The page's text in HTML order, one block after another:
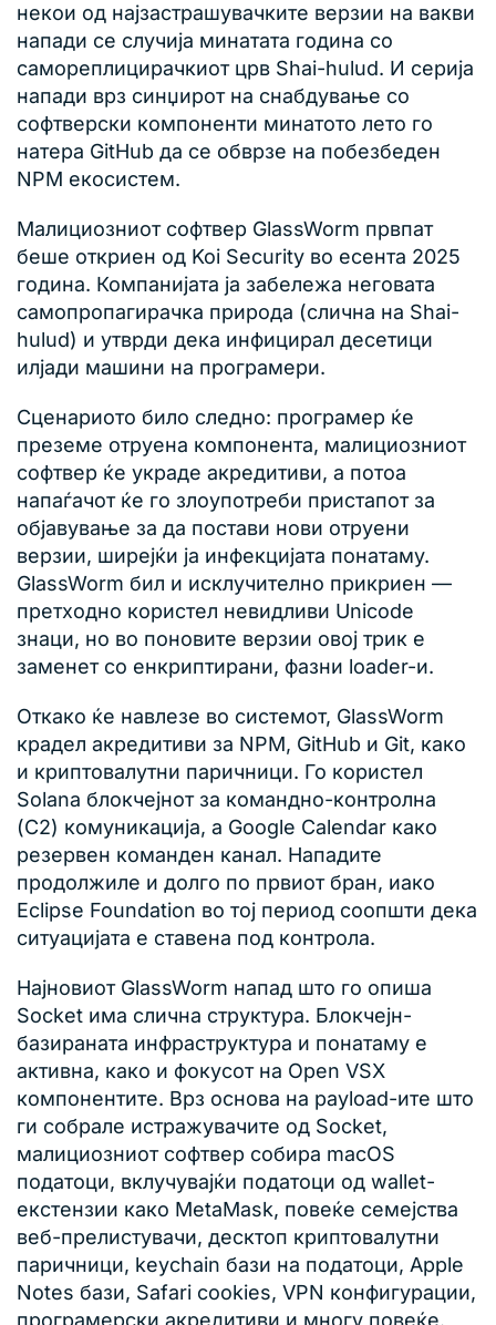
некои од најзастрашувачките верзии на вакви
напади се случија минатата година со
самореплицирачкиот црв Shai-hulud. И серија
напади врз синџирот на снабдување со
софтверски компоненти минатото лето го
натера GitHub да се обврзе на побезбеден
NPM екосистем.
Малициозниот софтвер GlassWorm првпат
беше откриен од Koi Security во есента 2025
година. Компанијата ја забележа неговата
самопропагирачка природа (слична на Shai-
hulud) и утврди дека инфицирал десетици
илјади машини на програмери.
Сценариото било следно: програмер ќе
преземе отруена компонента, малициозниот
софтвер ќе украде акредитиви, а потоа
напаѓачот ќе го злоупотреби пристапот за
објавување за да постави нови отруени
верзии, ширејќи ја инфекцијата понатаму.
GlassWorm бил и исклучително прикриен —
претходно користел невидливи Unicode
знаци, но во поновите верзии овој трик е
заменет со енкриптирани, фазни loader-и.
Откако ќе навлезе во системот, GlassWorm
крадел акредитиви за NPM, GitHub и Git, како
и криптовалутни паричници. Го користел
Solana блокчејнот за командно-контролна
(C2) комуникација, а Google Calendar како
резервен команден канал. Нападите
продолжиле и долго по првиот бран, иако
Eclipse Foundation во тој период соопшти дека
ситуацијата е ставена под контрола.
Најновиот GlassWorm напад што го опиша
Socket има слична структура. Блокчејн-
базираната инфраструктура и понатаму е
активна, како и фокусот на Open VSX
компонентите. Врз основа на payload-ите што
ги собрале истражувачите од Socket,
малициозниот софтвер собира macOS
податоци, вклучувајќи податоци од wallet-
екстензии како MetaMask, повеќе семејства
веб-прелистувачи, десктоп криптовалутни
паричници, keychain бази на податоци, Apple
Notes бази, Safari cookies, VPN конфигурации,
програмерски акредитиви и многу повеќе.